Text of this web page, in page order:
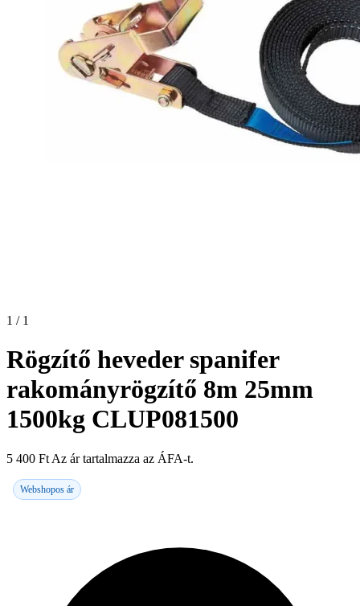
1 / 1
Rögzítő heveder spanifer
rakományrögzítő 8m 25mm
1500kg CLUP081500
5 400 Ft Az ár tartalmazza az ÁFA-t.
Webshopos ár